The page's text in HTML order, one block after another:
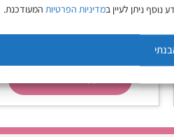
ניתן לעיין במדיניות הפרטיות המעודכנת.
Air UPLOAD | שוורצקופף
מחיר ל-100 מ״ל: ₪27.50
הוספה לסל